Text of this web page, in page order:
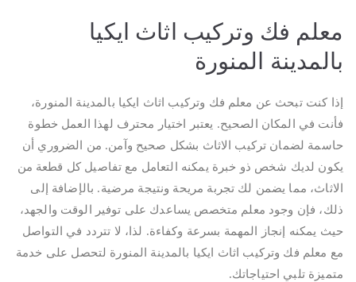
معلم فك وتركيب اثاث ايكيا
بالمدينة المنورة
إذا كنت تبحث عن معلم فك وتركيب اثاث ايكيا بالمدينة المنورة،
فأنت في المكان الصحيح. يعتبر اختيار محترف لهذا العمل خطوة
حاسمة لضمان تركيب الاثاث بشكل صحيح وآمن. من الضروري أن
يكون لديك شخص ذو خبرة يمكنه التعامل مع تفاصيل كل قطعة من
الاثاث، مما يضمن لك تجربة مريحة ونتيجة مرضية. بالإضافة إلى
ذلك، فإن وجود معلم متخصص يساعدك على توفير الوقت والجهد،
حيث يمكنه إنجاز المهمة بسرعة وكفاءة. لذا، لا تتردد في التواصل
مع معلم فك وتركيب اثاث ايكيا بالمدينة المنورة لتحصل على خدمة
متميزة تلبي احتياجاتك.